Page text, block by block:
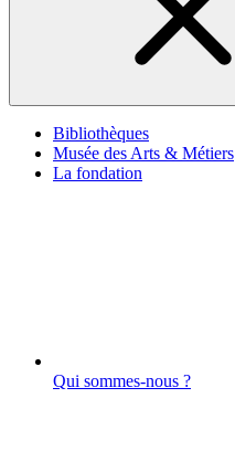
Bibliothèques
Musée des Arts & Métiers
La fondation
Qui sommes-nous ?